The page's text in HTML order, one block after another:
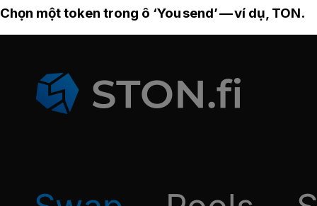
Chọn một token trong ô ‘You send’ — ví dụ, TON.